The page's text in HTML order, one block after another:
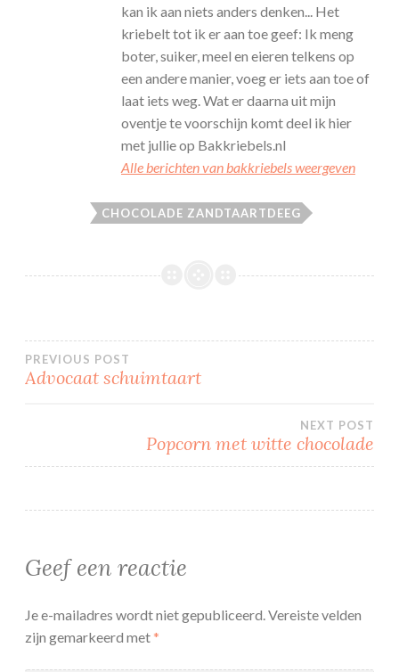
kan ik aan niets anders denken... Het
kriebelt tot ik er aan toe geef: Ik meng
boter, suiker, meel en eieren telkens op
een andere manier, voeg er iets aan toe of
laat iets weg. Wat er daarna uit mijn
oventje te voorschijn komt deel ik hier
met jullie op Bakkriebels.nl
Alle berichten van bakkriebels weergeven
CHOCOLADE ZANDTAARTDEEG
Bericht
PREVIOUS POST
Advocaat schuimtaart
NEXT POST
Popcorn met witte chocolade
Geef een reactie
Je e-mailadres wordt niet gepubliceerd.Vereiste velden
zijn gemarkeerd met*